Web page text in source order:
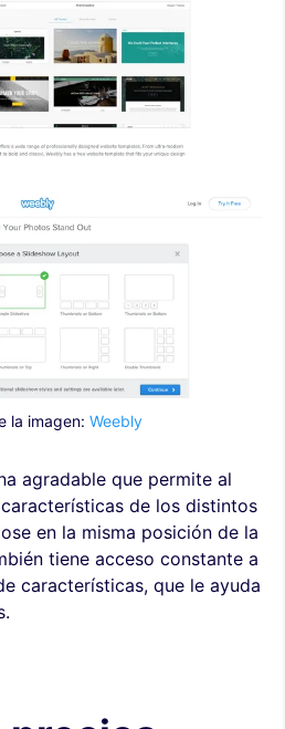
la imagen: Weebly
agradable que permite al
de los distintos
en la misma posición de la
tiene acceso constante a
características, que le ayuda